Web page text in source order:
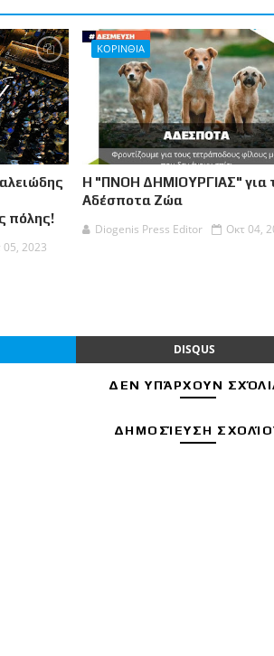
πόλης!
05, 2023
ΚΟΡΙΝΘΙΑ
Η "ΠΝΟΗ ΔΗΜΙΟΥΡΓΙΑΣ" για
Αδέσποτα Ζώα
Diogenis Press Editor
Οκτ 04,
DISQUS
ΔΕΝ ΥΠΆΡΧΟΥΝ
ΔΗΜΟΣΊΕΥΣΗ